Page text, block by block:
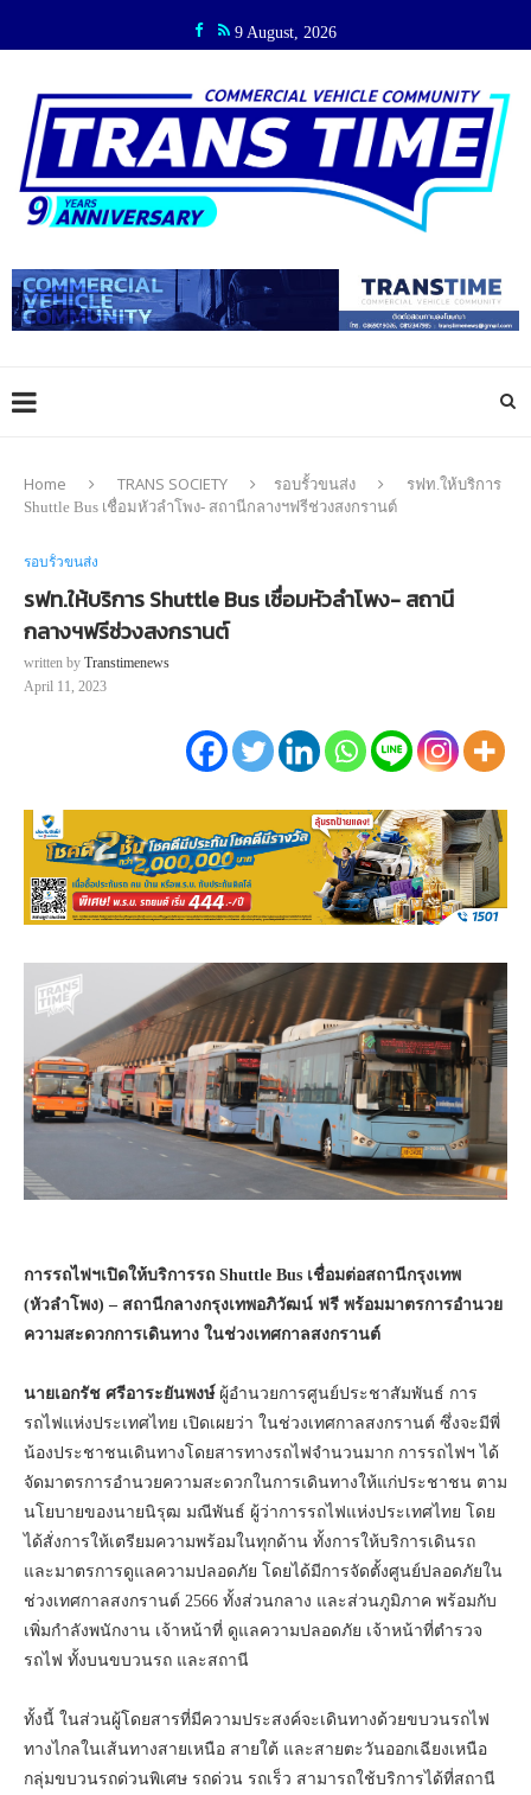
9 August, 2026
Home TRANS SOCIETY รอบรั้วขนส่ง
รฟท.ให้บริการ
Shuttle Bus เชื่อมหัวลำโพง- สถานีกลางฯฟรีช่วงสงกรานต์
รอบรั้วขนส่ง
รฟท.ให้บริการ Shuttle Bus เชื่อมหัวลำโพง- สถานี
กลางฯฟรีช่วงสงกรานต์
written by Transtimenews
April 11, 2023
การรถไฟฯเปิดให้บริการรถ Shuttle Bus เชื่อมต่อสถานีกรุงเทพ
(หัวลำโพง) – สถานีกลางกรุงเทพอภิวัฒน์ ฟรี พร้อมมาตรการอำนวย
ความสะดวกการเดินทาง ในช่วงเทศกาลสงกรานต์
นายเอกรัช ศรีอาระยันพงษ์ผู้อำนวยการศูนย์ประชาสัมพันธ์ การ
รถไฟแห่งประเทศไทย เปิดเผยว่า ในช่วงเทศกาลสงกรานต์ ซึ่งจะมีพี่
น้องประชาชนเดินทางโดยสารทางรถไฟจำนวนมาก การรถไฟฯ ได้
จัดมาตรการอำนวยความสะดวกในการเดินทางให้แก่ประชาชน ตาม
นโยบายของนายนิรุฒ มณีพันธ์ ผู้ว่าการรถไฟแห่งประเทศไทย โดย
ได้สั่งการให้เตรียมความพร้อมในทุกด้าน ทั้งการให้บริการเดินรถ
และมาตรการดูแลความปลอดภัย โดยได้มีการจัดตั้งศูนย์ปลอดภัยใน
ช่วงเทศกาลสงกรานต์ 2566 ทั้งส่วนกลาง และส่วนภูมิภาค พร้อมกับ
เพิ่มกำลังพนักงาน เจ้าหน้าที่ ดูแลความปลอดภัย เจ้าหน้าที่ตำรวจ
รถไฟ ทั้งบนขบวนรถ และสถานี
ทั้งนี้ ในส่วนผู้โดยสารที่มีความประสงค์จะเดินทางด้วยขบวนรถไฟ
ทางไกลในเส้นทางสายเหนือ สายใต้ และสายตะวันออกเฉียงเหนือ
กลุ่มขบวนรถด่วนพิเศษ รถด่วน รถเร็ว สามารถใช้บริการได้ที่สถานี